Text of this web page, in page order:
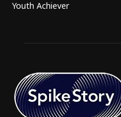
Youth Achiever